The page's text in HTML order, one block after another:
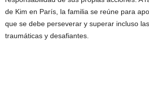
de Kim en París, la familia se reúne para
que se debe perseverar y superar incluso
traumáticas y desafiantes.